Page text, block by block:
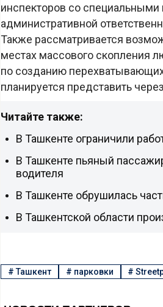
инспекторов со
административной
Также рассматривается
местах массового скопления
по созданию
планируется представить
Читайте также:
В Ташкенте ограничили
В Ташкенте пьяный
водителя
В Ташкенте обрушилась
В Ташкентской области
#Ташкент # парковки #